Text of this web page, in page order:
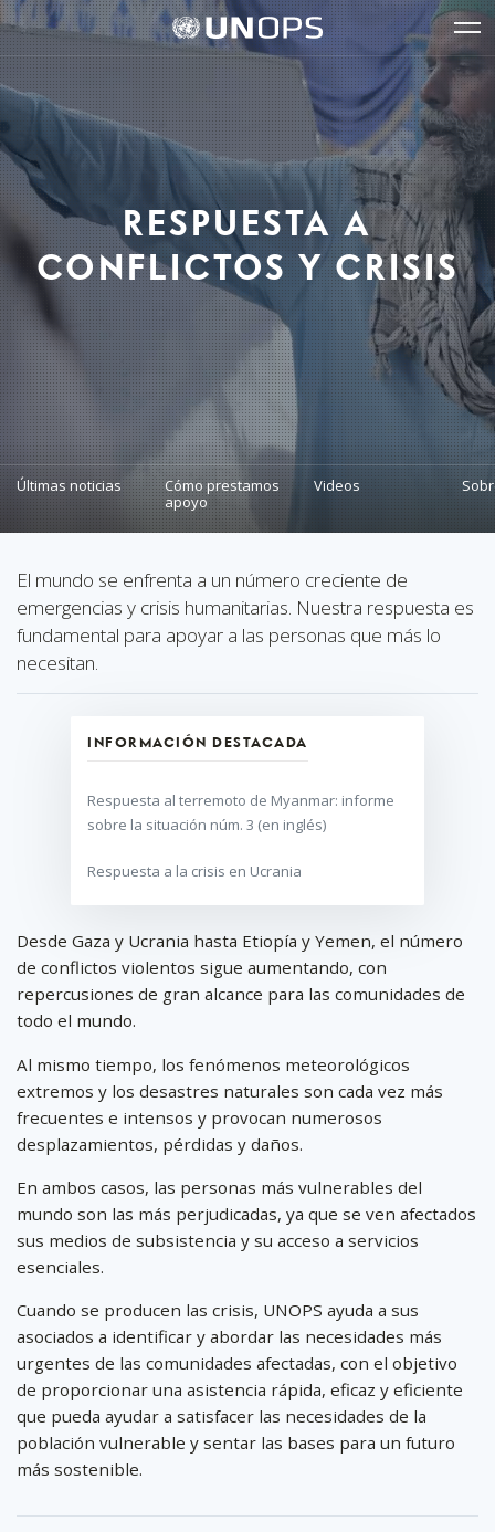
Navegación
del
sitio
Navegación
rápida
Logo
de
UNOPS
The
United
Nations
Office
for
Project
Services
(UNOPS)
RESPUESTA A
CONFLICTOS Y CRISIS
Últimas noticias
Cómo prestamos
apoyo
Videos
El mundo se enfrenta a un número creciente de
emergencias y crisis humanitarias. Nuestra respuesta es
fundamental para apoyar a las personas que más lo
necesitan.
INFORMACIÓN DESTACADA
Respuesta al terremoto de Myanmar: informe
sobre la situación núm. 3 (en inglés)
Respuesta a la crisis en Ucrania
Desde Gaza y Ucrania hasta Etiopía y Yemen, el número
de conflictos violentos sigue aumentando, con
repercusiones de gran alcance para las comunidades de
todo el mundo.
Al mismo tiempo, los fenómenos meteorológicos
extremos y los desastres naturales son cada vez más
frecuentes e intensos y provocan numerosos
desplazamientos, pérdidas y daños.
En ambos casos, las personas más vulnerables del
mundo son las más perjudicadas, ya que se ven afectados
sus medios de subsistencia y su acceso a servicios
esenciales.
Cuando se producen las crisis, UNOPS ayuda a sus
asociados a identificar y abordar las necesidades más
urgentes de las comunidades afectadas, con el objetivo
de proporcionar una asistencia rápida, eficaz y eficiente
que pueda ayudar a satisfacer las necesidades de la
población vulnerable y sentar las bases para un futuro
más sostenible.